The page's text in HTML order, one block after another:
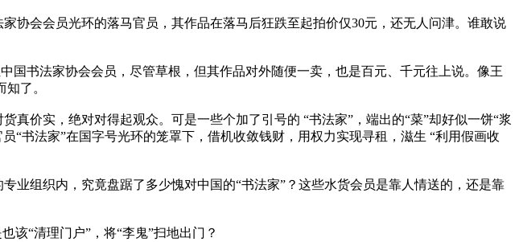
会会员光环的落马官员，其作品在落马后狂跌至起拍价仅30元，还无人问津。谁敢说
书法家协会会员，尽管草根，但其作品对外随便一卖，也是百元、千元往上说。像王
了。
价实，绝对对得起观众。可是一些个加了引号的 “书法家”，端出的“菜”却好似一饼“浆
书法家”在国字号光环的笼罩下，借机收敛钱财，用权力实现寻租，滋生 “利用假画收
组织内，究竟盘踞了多少愧对中国的“书法家”？这些水货会员是靠人情送的，还是靠
“清理门户”，将“李鬼”扫地出门？